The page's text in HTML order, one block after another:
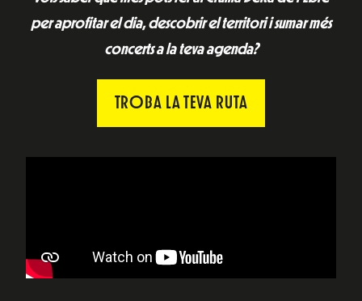
per aprofitar el dia, descobrir el territori i sumar més
concerts a la teva agenda?
TROBA LA TEVA RUTA